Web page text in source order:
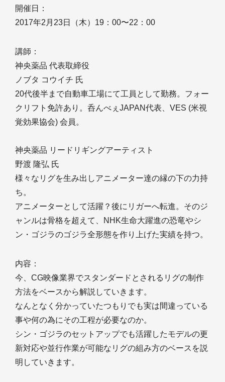
開催日：
2017年2月23日（木）19：00〜22：00
講師：
神央薬品 代表取締役
ノブタ コウイチ 氏
20代後半まで自動車工場にて工員として勤務。フォー
クリフト免許あり。呑んべぇJAPAN代表、VES (米視
覚効果協会) 会員。
神央薬品 リードリギングアーティスト
野渡 隆弘 氏
様々なリグを生み出しアニメーター達の縁の下の力持
ち。
アニメーターとして活躍？後にリガーへ転進。そのジ
ャンルは骨格を超えて、NHK生命大躍進の恐竜やシ
ン・ゴジラのゴジラ全形態を作り上げた実績を持つ。
内容：
今、CG映像業界でスタンダードとされるリグの制作
方法をベースから解説していきます。
なんとなく分かっていたつもりでも実は間違っている
事や何の為にその工程が必要なのか。
シン・ゴジラのセットアップでも活躍したモデルの更
新対応や並行作業が可能なリグの組み方のベースを説
明していきます。